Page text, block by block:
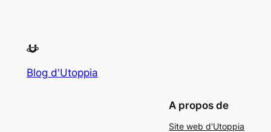
Blog d'Utoppia
A propos de
Site web d'Utoppia